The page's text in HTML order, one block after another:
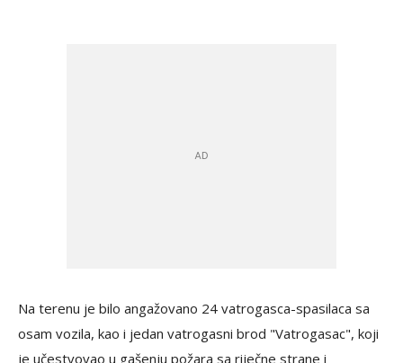
Na terenu je bilo angažovano 24 vatrogasca-spasilaca sa
osam vozila, kao i jedan vatrogasni brod "Vatrogasac", koji
je učestvovao u gašenju požara sa riječne strane i